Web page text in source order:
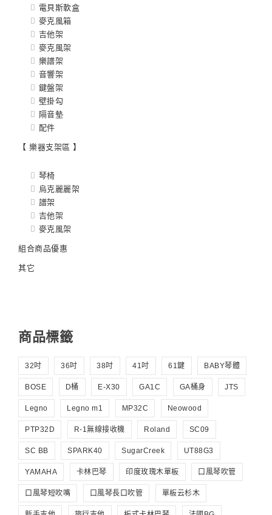
電貝斯軟盒
麥克風箱
吉他架
麥克風架
樂譜架
音響架
鍵盤架
壁掛勾
隔音墊
配件
【 樂器支架區 】
琴椅
烏克麗麗架
譜架
吉他架
麥克風架
組合商品優惠
其它
商品標籤
32吋 36吋 38吋 41吋 61鍵 BABY琴體
BOSE D桶 E-X30 GA1C GA桶身 JTS
Legno Legno m1 MP32C Neowood
PTP32D R-1無線接收機 Roland SC09
SC BB SPARK40 SugarCreek UT88G3
YAMAHA 卡林巴琴 印度玫瑰木單板 口風琴吹管
口風琴短吹嘴 口風琴長口吹管 單板云杉木